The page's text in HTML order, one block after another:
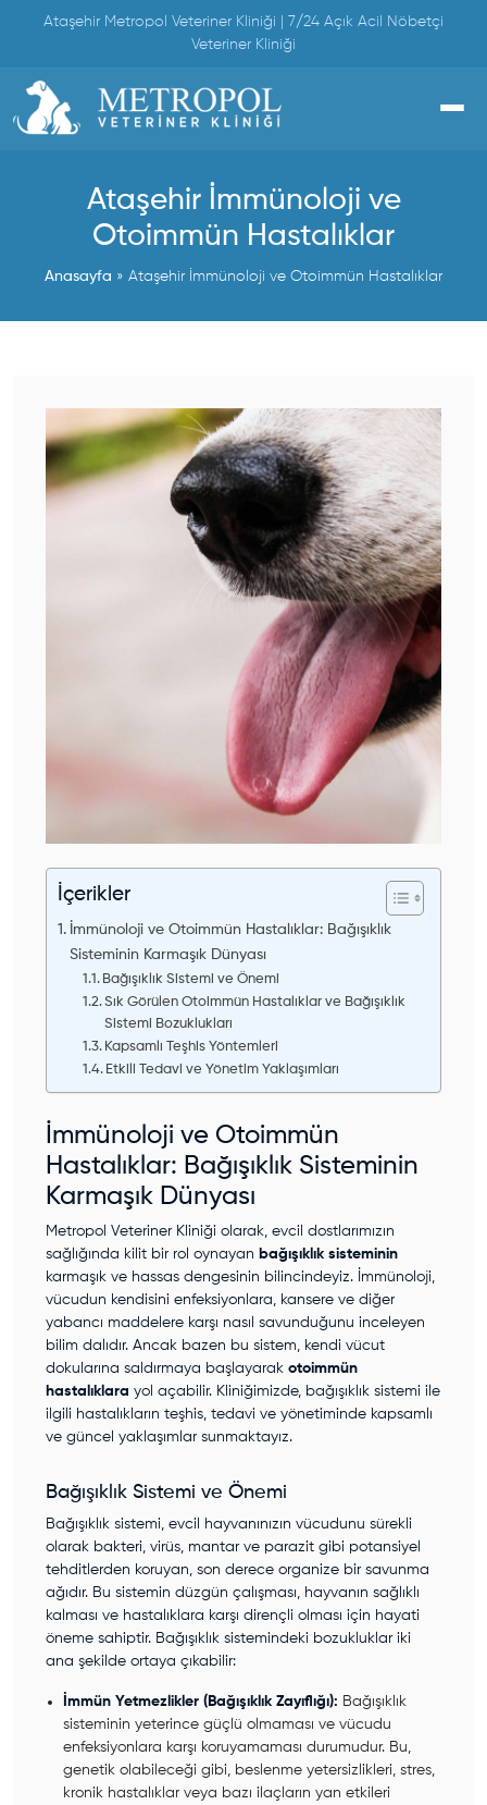
Ataşehir Metropol Veteriner Kliniği | 7/24 Açık Acil Nöbetçi
Veteriner Kliniği
Ataşehir İmmünoloji ve
Otoimmün Hastalıklar
Anasayfa » Ataşehir İmmünoloji ve Otoimmün Hastalıklar
İçerikler
İmmünoloji ve Otoimmün Hastalıklar: Bağışıklık
Sisteminin Karmaşık Dünyası
Bağışıklık Sistemi ve Önemi
Sık Görülen Otoimmün Hastalıklar ve Bağışıklık
Sistemi Bozuklukları
Kapsamlı Teşhis Yöntemleri
Etkili Tedavi ve Yönetim Yaklaşımları
İmmünoloji ve Otoimmün
Hastalıklar: Bağışıklık Sisteminin
Karmaşık Dünyası
Metropol Veteriner Kliniği olarak, evcil dostlarımızın
sağlığında kilit bir rol oynayan bağışıklık sisteminin
karmaşık ve hassas dengesinin bilincindeyiz. İmmünoloji,
vücudun kendisini enfeksiyonlara, kansere ve diğer
yabancı maddelere karşı nasıl savunduğunu inceleyen
bilim dalıdır. Ancak bazen bu sistem, kendi vücut
dokularına saldırmaya başlayarak otoimmün
hastalıklara yol açabilir. Kliniğimizde, bağışıklık sistemi ile
ilgili hastalıkların teşhis, tedavi ve yönetiminde kapsamlı
ve güncel yaklaşımlar sunmaktayız.
Bağışıklık Sistemi ve Önemi
Bağışıklık sistemi, evcil hayvanınızın vücudunu sürekli
olarak bakteri, virüs, mantar ve parazit gibi potansiyel
tehditlerden koruyan, son derece organize bir savunma
ağıdır. Bu sistemin düzgün çalışması, hayvanın sağlıklı
kalması ve hastalıklara karşı dirençli olması için hayati
öneme sahiptir. Bağışıklık sistemindeki bozukluklar iki
ana şekilde ortaya çıkabilir:
İmmün Yetmezlikler (Bağışıklık Zayıflığı): Bağışıklık
sisteminin yeterince güçlü olmaması ve vücudu
enfeksiyonlara karşı koruyamaması durumudur. Bu,
genetik olabileceği gibi, beslenme yetersizlikleri, stres,
kronik hastalıklar veya bazı ilaçların yan etkileri